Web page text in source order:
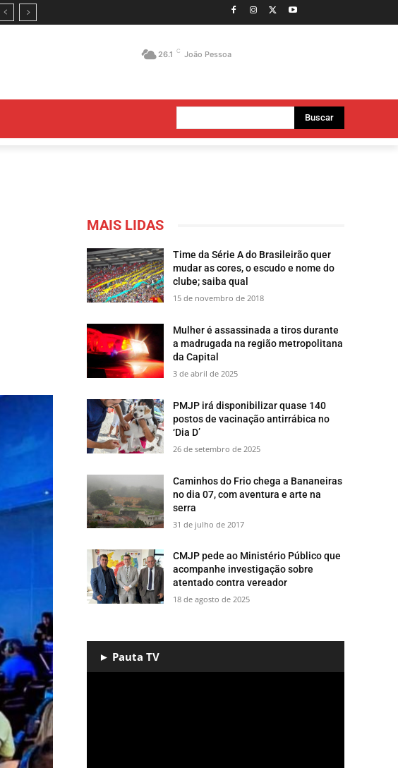
26.1 C João Pessoa
Buscar
MAIS LIDAS
Time da Série A do Brasileirão quer
mudar as cores, o escudo e nome do
clube; saiba qual
15 de novembro de 2018
Mulher é assassinada a tiros durante
a madrugada na região metropolitana
da Capital
3 de abril de 2025
PMJP irá disponibilizar quase 140
postos de vacinação antirrábica no
‘Dia D’
26 de setembro de 2025
​Caminhos do Frio chega a Bananeiras
no dia 07, com aventura e arte na
serra
31 de julho de 2017
CMJP pede ao Ministério Público que
acompanhe investigação sobre
atentado contra vereador
18 de agosto de 2025
► Pauta TV